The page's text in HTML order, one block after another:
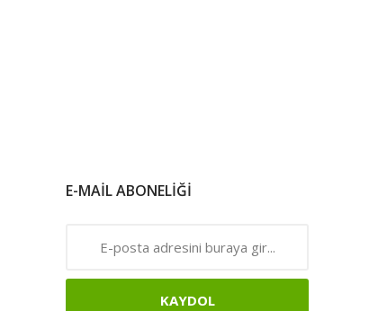
E-MAIL ABONELIĞI
KAYDOL